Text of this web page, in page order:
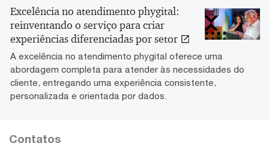
Excelência no atendimento phygital:
reinventando o serviço para criar
experiências diferenciadas por setor
A excelência no atendimento phygital oferece uma
abordagem completa para atender às necessidades do
cliente, entregando uma experiência consistente,
personalizada e orientada por dados.
Contatos